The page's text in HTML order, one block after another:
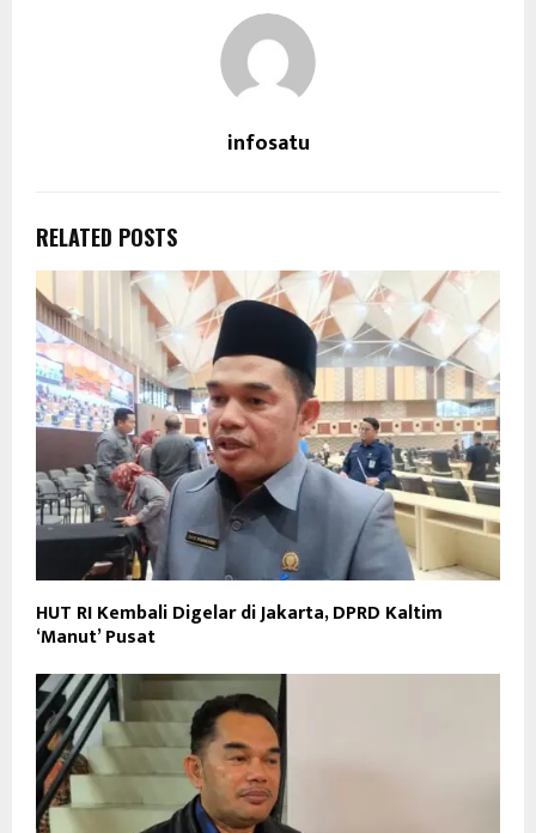
infosatu
RELATED POSTS
HUT RI Kembali Digelar di Jakarta, DPRD Kaltim
‘Manut’ Pusat